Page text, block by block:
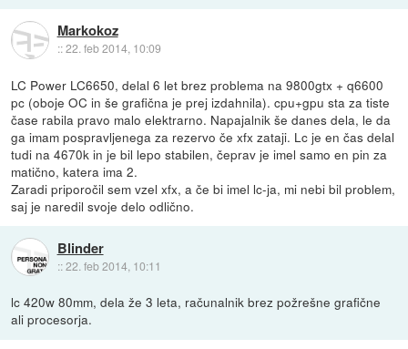
Markokoz
::22. feb 2014, 10:09
LC Power LC6650, delal 6 let brez problema na 9800gtx + q6600
pc (oboje OC in še grafična je prej izdahnila). cpu+gpu sta za tiste
čase rabila pravo malo elektrarno. Napajalnik še danes dela, le da
ga imam pospravljenega za rezervo če xfx zataji. Lc je en čas delal
tudi na 4670k in je bil lepo stabilen, čeprav je imel samo en pin za
matično, katera ima 2.
Zaradi priporočil sem vzel xfx, a če bi imel lc-ja, mi nebi bil problem,
saj je naredil svoje delo odlično.
Blinder
::22. feb 2014, 10:11
lc 420w 80mm, dela že 3 leta, računalnik brez požrešne grafične
ali procesorja.